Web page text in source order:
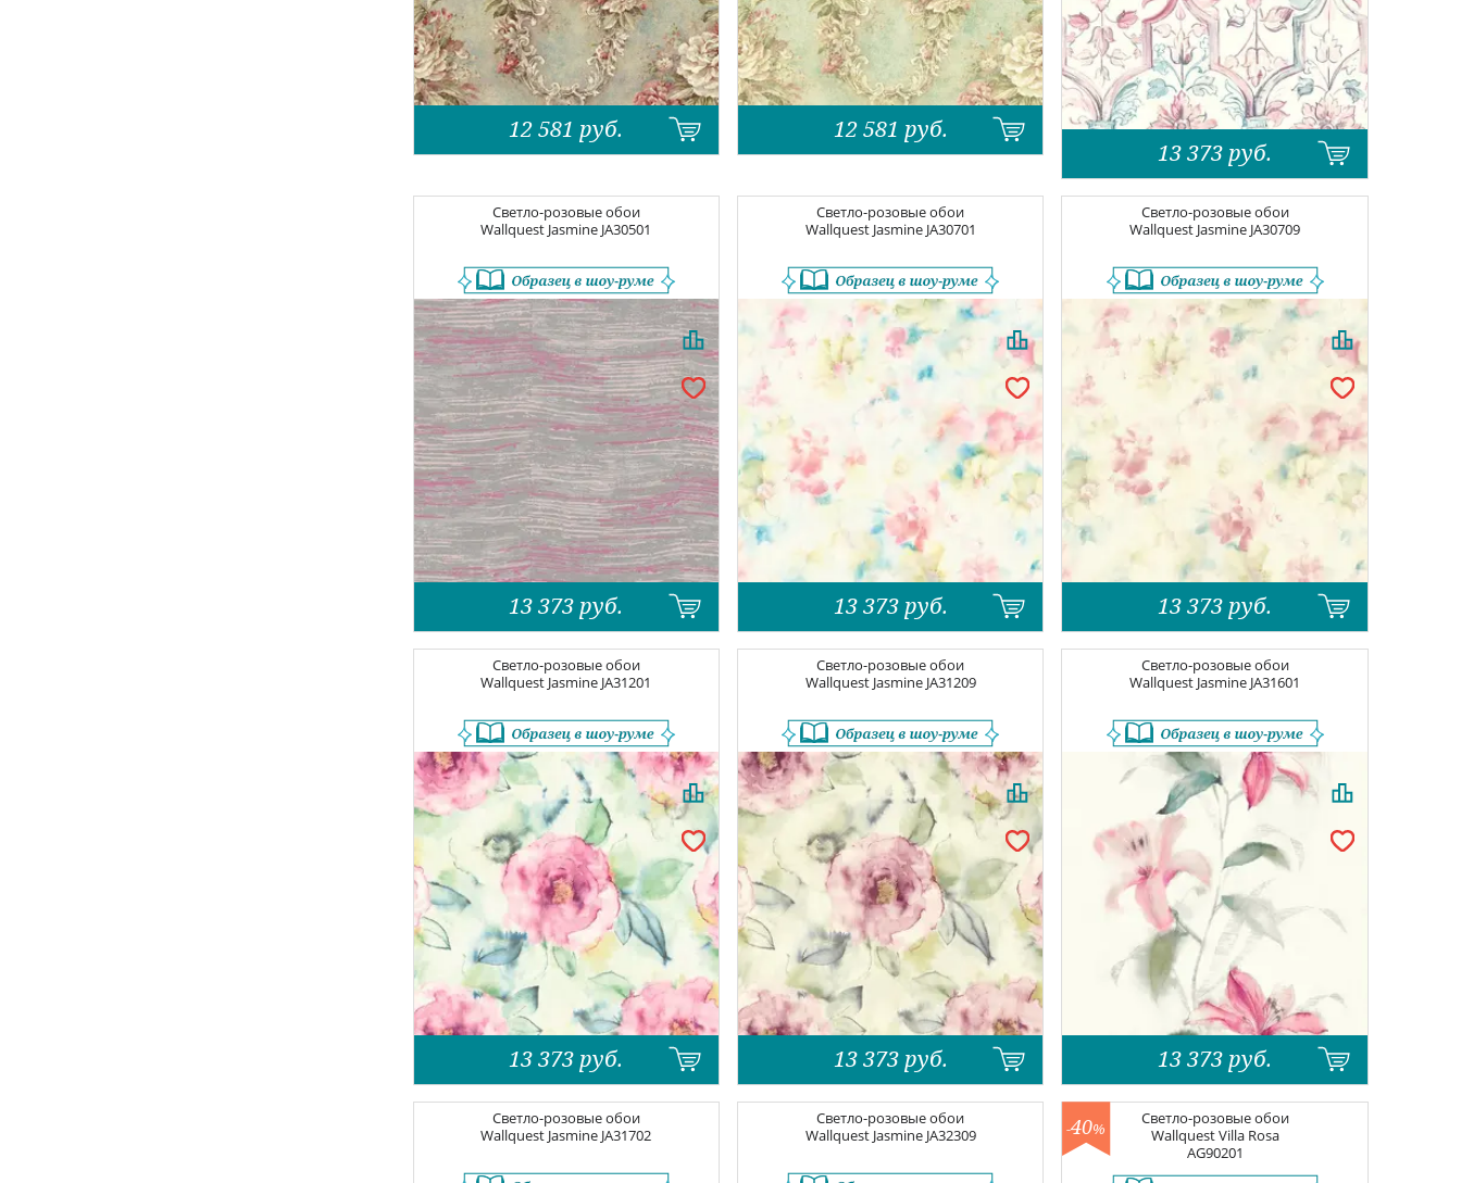
12 581 руб. 12 581 руб.
13 373 руб.
Светло-розовые обои
Wallquest Jasmine JA30501
13 373 руб.
Светло-розовые обои
Wallquest Jasmine JA30701
13 373 руб.
Светло-розовые обои
Wallquest Jasmine JA30709
13 373 руб.
Светло-розовые обои
Wallquest Jasmine JA31201
13 373 руб.
Светло-розовые обои
Wallquest Jasmine JA31209
13 373 руб.
Светло-розовые обои
Wallquest Jasmine JA31601
13 373 руб.
Светло-розовые обои
Wallquest Jasmine JA31702
Светло-розовые обои
Wallquest Jasmine JA32309
Светло-розовые обои
Wallquest Villa Rosa
AG90201
-40%